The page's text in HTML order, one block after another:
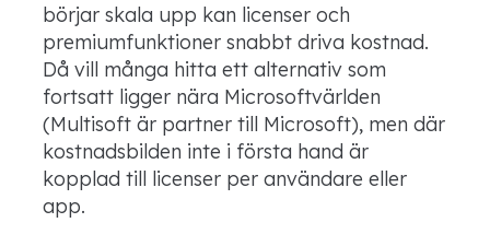
börjar skala upp kan licenser och
premiumfunktioner snabbt driva kostnad.
Då vill många hitta ett alternativ som
fortsatt ligger nära Microsoftvärlden
(Multisoft är partner till Microsoft), men där
kostnadsbilden inte i första hand är
kopplad till licenser per användare eller
app.